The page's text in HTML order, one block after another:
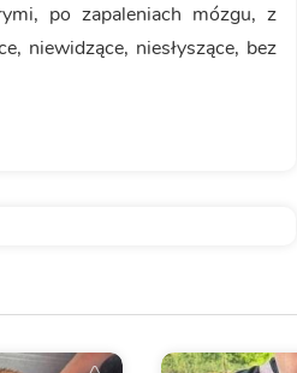
po zapaleniach mózgu, z
niewidzące, niesłyszące, bez